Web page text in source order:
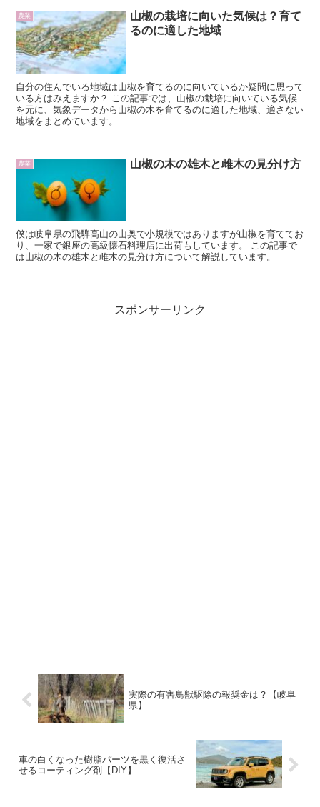
農業
山椒の栽培に向いた気候は？育て
るのに適した地域
自分の住んでいる地域は山椒を育てるのに向いているか疑問に思って
いる方はみえますか？ この記事では、山椒の栽培に向いている気候
を元に、気象データから山椒の木を育てるのに適した地域、適さない
地域をまとめています。
農業 山椒の木の雄木と雌木の見分け方
僕は岐阜県の飛騨高山の山奥で小規模ではありますが山椒を育ててお
り、一家で銀座の高級懐石料理店に出荷もしています。 この記事で
は山椒の木の雄木と雌木の見分け方について解説しています。
スポンサーリンク
実際の有害鳥獣駆除の報奨金は？【岐阜
県】
車の白くなった樹脂パーツを黒く復活さ
せるコーティング剤【DIY】